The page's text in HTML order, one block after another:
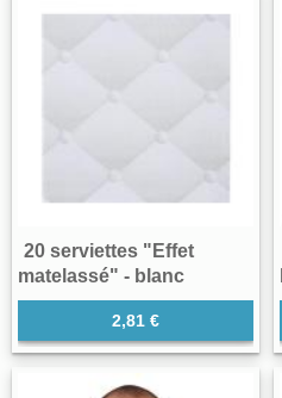
20 serviettes "Effet
matelassé" - blanc
2,81 €